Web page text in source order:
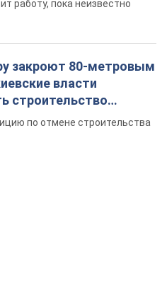
работу, пока неизвестно
закроют 80-метровым
власти
строительство
верующего"
по отмене строительства